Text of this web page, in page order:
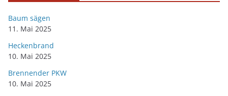
Baum sägen
11. Mai 2025
Heckenbrand
10. Mai 2025
Brennender PKW
10. Mai 2025